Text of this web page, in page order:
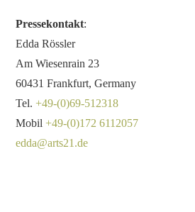
Pressekontakt:
Edda Rössler
Am Wiesenrain 23
60431 Frankfurt, Germany
Tel.+49-(0)69-512318
Mobil+49-(0)172 6112057
edda@arts21.de